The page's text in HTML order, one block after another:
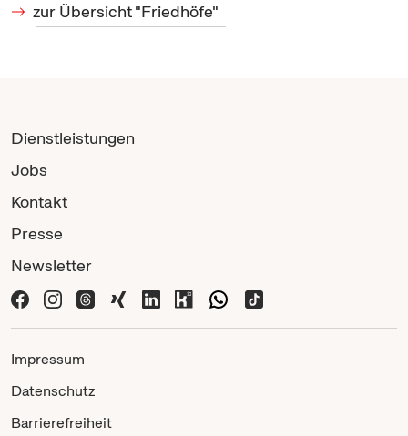
zur Übersicht "Friedhöfe"
Dienstleistungen
Jobs
Kontakt
Presse
Newsletter
Impressum
Datenschutz
Barrierefreiheit